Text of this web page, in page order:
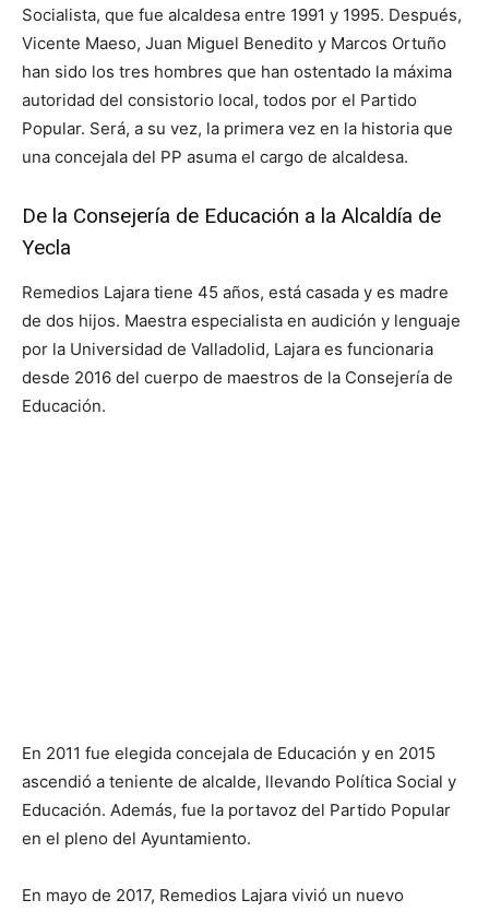
Socialista, que fue alcaldesa entre 1991 y 1995. Después,
Vicente Maeso, Juan Miguel Benedito y Marcos Ortuño
han sido los tres hombres que han ostentado la máxima
autoridad del consistorio local, todos por el Partido
Popular. Será, a su vez, la primera vez en la historia que
una concejala del PP asuma el cargo de alcaldesa.
De la Consejería de Educación a la Alcaldía de
Yecla
Remedios Lajara tiene 45 años, está casada y es madre
de dos hijos. Maestra especialista en audición y lenguaje
por la Universidad de Valladolid, Lajara es funcionaria
desde 2016 del cuerpo de maestros de la Consejería de
Educación.
En 2011 fue elegida concejala de Educación y en 2015
ascendió a teniente de alcalde, llevando Política Social y
Educación. Además, fue la portavoz del Partido Popular
en el pleno del Ayuntamiento.
En mayo de 2017, Remedios Lajara vivió un nuevo